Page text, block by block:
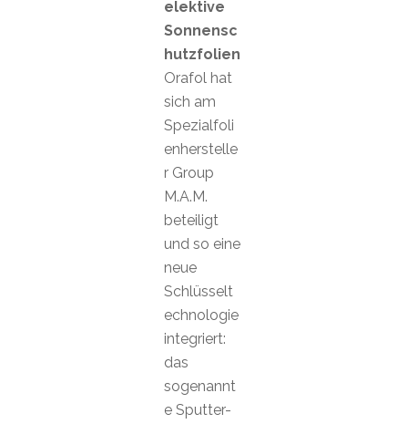
elektive
Sonnensc
hutzfolien
Orafol hat
sich am
Spezialfoli
enherstelle
r Group
M.A.M.
beteiligt
und so eine
neue
Schlüsselt
echnologie
integriert:
das
sogenannt
e Sputter-